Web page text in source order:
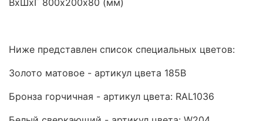
Ниже представлен список специальных цветов:
Золото матовое - артикул цвета 185B
Бронза горчичная - артикул цвета: RAL1036